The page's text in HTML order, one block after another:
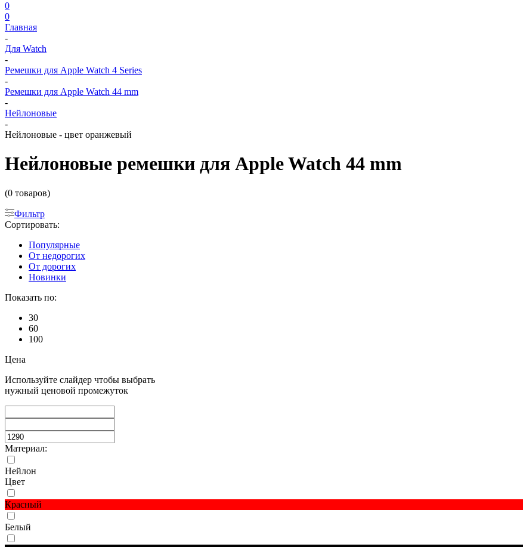
0
0
Главная
-
Для Watch
-
Ремешки для Apple Watch 4 Series
-
Ремешки для Apple Watch 44 mm
-
Нейлоновые
-
Нейлоновые - цвет оранжевый
Нейлоновые ремешки для Apple Watch 44 mm
(0 товаров)
Фильтр
Сортировать:
Популярные
От недорогих
От дорогих
Новинки
Показать по:
30
60
100
Цена
Используйте слайдер чтобы выбрать
нужный ценовой промежуток
Материал:
Нейлон
Цвет
Красный
Белый